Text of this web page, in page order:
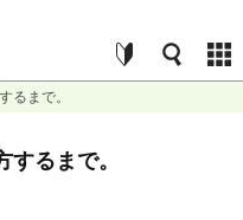
るまで。
するまで。